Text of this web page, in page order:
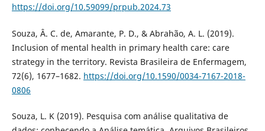
https://doi.org/10.59099/prpub.2024.73
Souza, Â. C. de, Amarante, P. D., & Abrahão, A. L. (2019).
Inclusion of mental health in primary health care: care
strategy in the territory. Revista Brasileira de Enfermagem,
72(6), 1677–1682. https://doi.org/10.1590/0034-7167-2018-
0806
Souza, L. K (2019). Pesquisa com análise qualitativa de